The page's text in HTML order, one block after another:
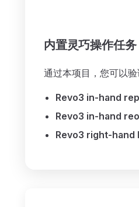
内置灵巧操作任务
通过本项目，您可以
Revo3 in-hand
Revo3 in-hand
Revo3 right-hand